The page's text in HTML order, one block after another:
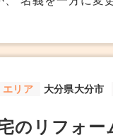
エリア 大分県大分市
のリフォ